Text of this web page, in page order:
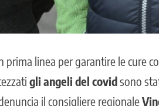
prima linea per garantire le cure
gli angeli del covidsono
il consigliere regionale